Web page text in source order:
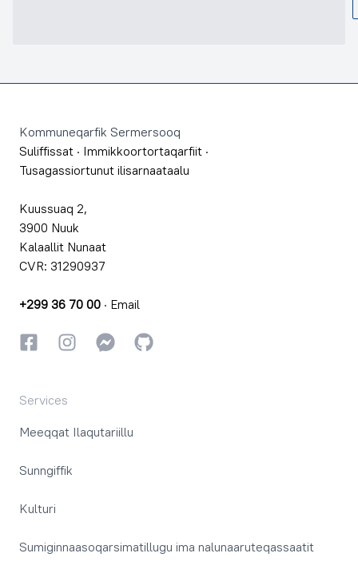
Kommuneqarfik Sermersooq
Suliffissat · Immikkoortortaqarfiit ·
Tusagassiortunut ilisarnaataalu
Kuussuaq 2,
3900 Nuuk
Kalaallit Nunaat
CVR: 31290937
+299 36 70 00 · Email
FacebookkiInstagrammiInstagrammi
GitHub
Services
Meeqqat Ilaqutariillu
Sunngiffik
Kulturi
Sumiginnaasoqarsimatillugu ima nalunaaruteqassaatit